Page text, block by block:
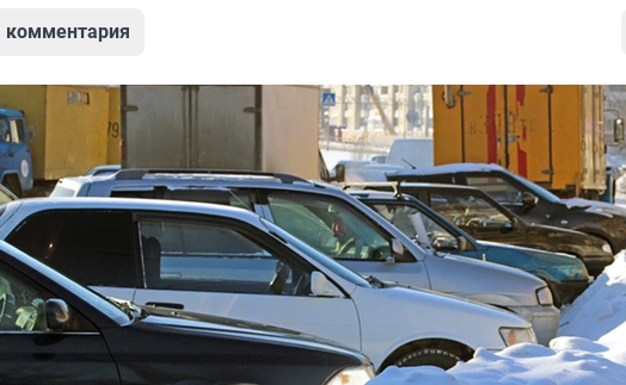
комментария